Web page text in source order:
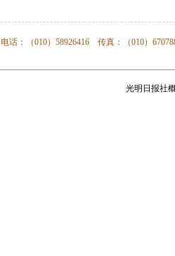
电话：（010）58926416 传真：（010）
光明日报社